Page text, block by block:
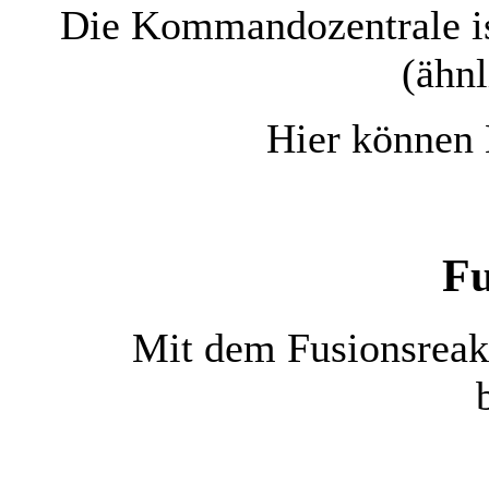
Die Kommandozentrale
Hier können
Mit dem